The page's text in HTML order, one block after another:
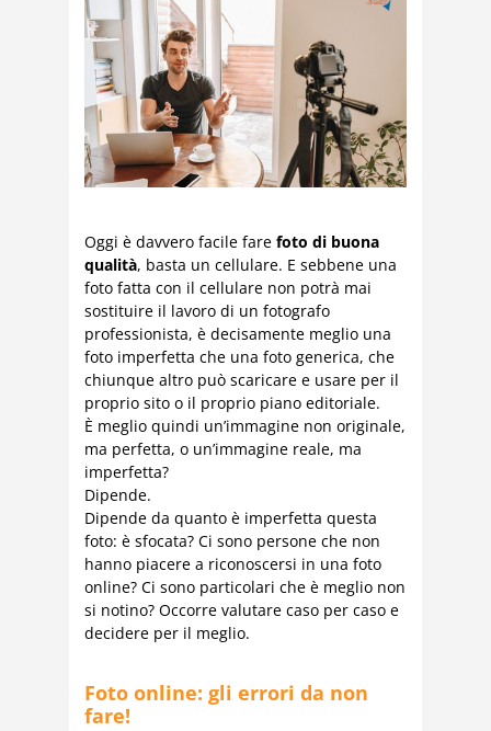
Oggi è davvero facile farefoto di buona
qualità, basta un cellulare. E sebbene una
foto fatta con il cellulare non potrà mai
sostituire il lavoro di un fotografo
professionista, è decisamente meglio una
foto imperfetta che una foto generica, che
chiunque altro può scaricare e usare per il
proprio sito o il proprio piano editoriale.
È meglio quindi un’immagine non originale,
ma perfetta, o un’immagine reale, ma
imperfetta?
Dipende.
Dipende da quanto è imperfetta questa
foto: è sfocata? Ci sono persone che non
hanno piacere a riconoscersi in una foto
online? Ci sono particolari che è meglio non
si notino? Occorre valutare caso per caso e
decidere per il meglio.
Foto online: gli errori da non
fare!